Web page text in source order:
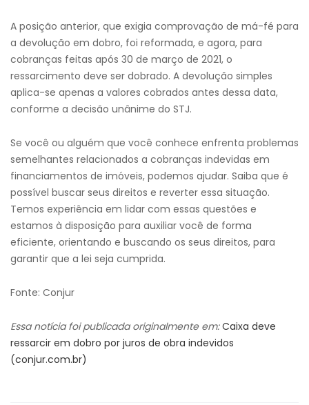
A posição anterior, que exigia comprovação de má-fé para
a devolução em dobro, foi reformada, e agora, para
cobranças feitas após 30 de março de 2021, o
ressarcimento deve ser dobrado. A devolução simples
aplica-se apenas a valores cobrados antes dessa data,
conforme a decisão unânime do STJ.
Se você ou alguém que você conhece enfrenta problemas
semelhantes relacionados a cobranças indevidas em
financiamentos de imóveis, podemos ajudar. Saiba que é
possível buscar seus direitos e reverter essa situação.
Temos experiência em lidar com essas questões e
estamos à disposição para auxiliar você de forma
eficiente, orientando e buscando os seus direitos, para
garantir que a lei seja cumprida.
Fonte: Conjur
Essa notícia foi publicada originalmente em: Caixa deve
ressarcir em dobro por juros de obra indevidos
(conjur.com.br)